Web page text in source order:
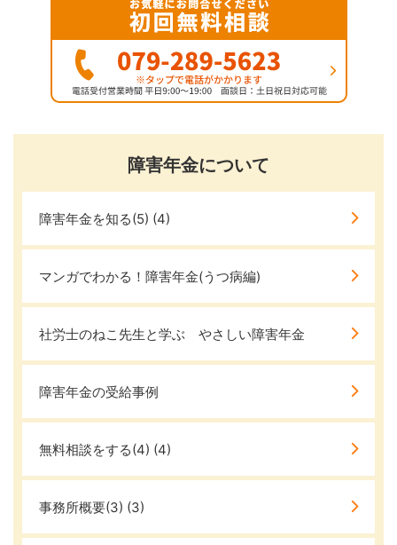
障害年金について
障害年金を知る(5) (4)
マンガでわかる！障害年金(うつ病編)
社労士のねこ先生と学ぶ やさしい障害年金
障害年金の受給事例
無料相談をする(4) (4)
事務所概要(3) (3)